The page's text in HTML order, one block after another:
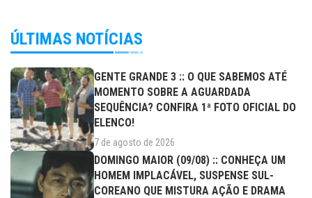
ÚLTIMAS NOTÍCIAS
GENTE GRANDE 3 :: O QUE SABEMOS ATÉ
MOMENTO SOBRE A AGUARDADA
SEQUÊNCIA? CONFIRA 1ª FOTO OFICIAL DO
ELENCO!
7 de agosto de 2026
DOMINGO MAIOR (09/08) :: CONHEÇA UM
HOMEM IMPLACÁVEL, SUSPENSE SUL-
COREANO QUE MISTURA AÇÃO E DRAMA